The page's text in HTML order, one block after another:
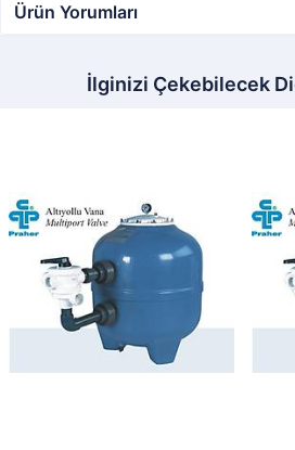
Ürün Yorumları
İlginizi Çekebilecek